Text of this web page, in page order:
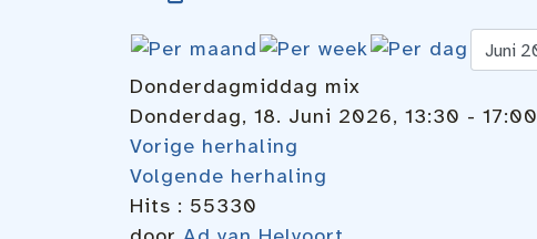
Donderdagmiddag mix
Donderdag, 18. Juni 2026, 13:30 - 17:00
Vorige herhaling
Volgende herhaling
Hits : 55330